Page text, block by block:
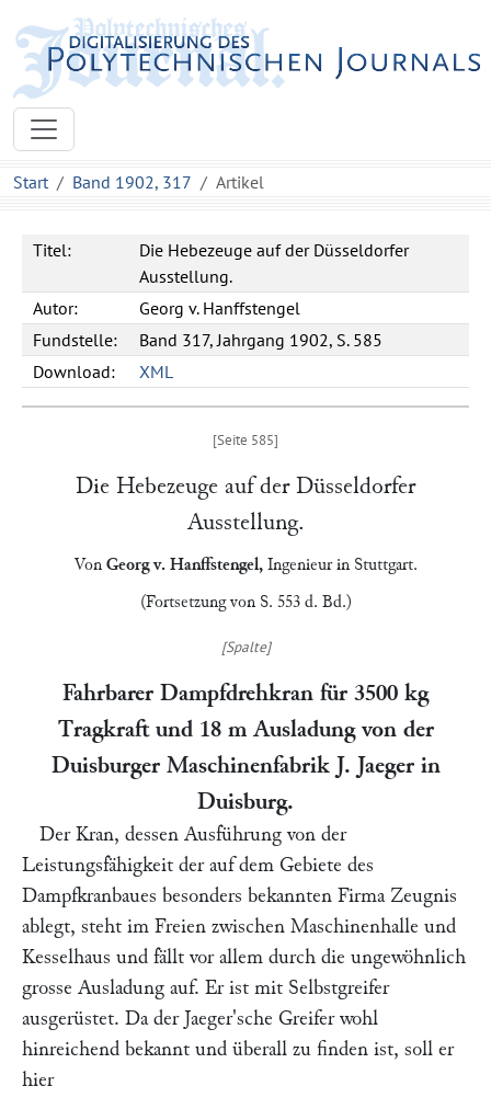
Start Band 1902, 317 Artikel
Titel:
Die Hebezeuge auf der Düsseldorfer
Ausstellung.
Autor:
Georg v. Hanffstengel
Fundstelle:
Band 317, Jahrgang 1902, S. 585
Download:
XML
Die Hebezeuge auf der Düsseldorfer
Ausstellung.
Von Georg v. Hanffstengel,Ingenieur in Stuttgart.
(Fortsetzung von S. 553 d. Bd.)
Fahrbarer Dampfdrehkran für 3500 kg
Tragkraft und 18 m Ausladungvon der
Duisburger Maschinenfabrik J. Jaegerin
Duisburg.
Der Kran, dessen Ausführung von der
Leistungsfähigkeit der auf dem Gebiete des
Dampfkranbaues besonders bekannten Firma Zeugnis
ablegt, steht im Freien zwischen Maschinenhalle und
Kesselhaus und fällt vor allem durch die ungewöhnlich
grosse Ausladung auf. Er ist mit Selbstgreifer
ausgerüstet. Da der Jaeger'sche Greifer wohl
hinreichend bekannt und überall zu finden ist, soll er
hier